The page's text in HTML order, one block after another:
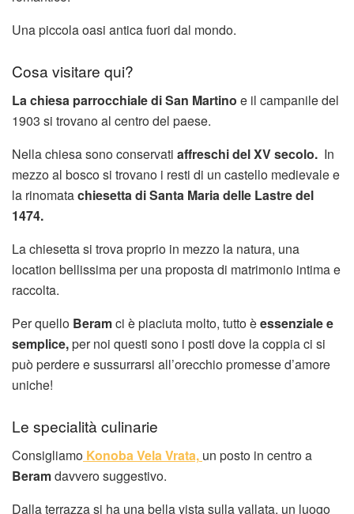
Una piccola oasi antica fuori dal mondo.
Cosa visitare qui?
La chiesa parrocchiale di San Martino e il campanile del
1903 si trovano al centro del paese.
Nella chiesa sono conservati affreschi del XV secolo. In
mezzo al bosco si trovano i resti di un castello medievale e
la rinomatachiesettadi Santa Maria delle Lastre del
1474.
La chiesetta si trova proprio in mezzo la natura, una
location bellissima per una proposta di matrimonio intima e
raccolta.
Per quello Beramci è piaciuta molto, tutto èessenziale e
semplice,per noi questi sono i posti dove la coppia ci si
può perdere e sussurrarsi all’orecchio promesse d’amore
uniche!
Le specialità culinarie
Consigliamo Konoba Vela Vrata, un posto in centro a
Beramdavvero suggestivo.
Dalla terrazza si ha una bella vista sulla vallata, un luogo